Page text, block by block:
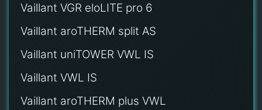
Vaillant VGR eloLITE pro 6
Vaillant aroTHERM split AS
Vaillant uniTOWER VWL IS
Vaillant VWL IS
Vaillant aroTHERM plus VWL